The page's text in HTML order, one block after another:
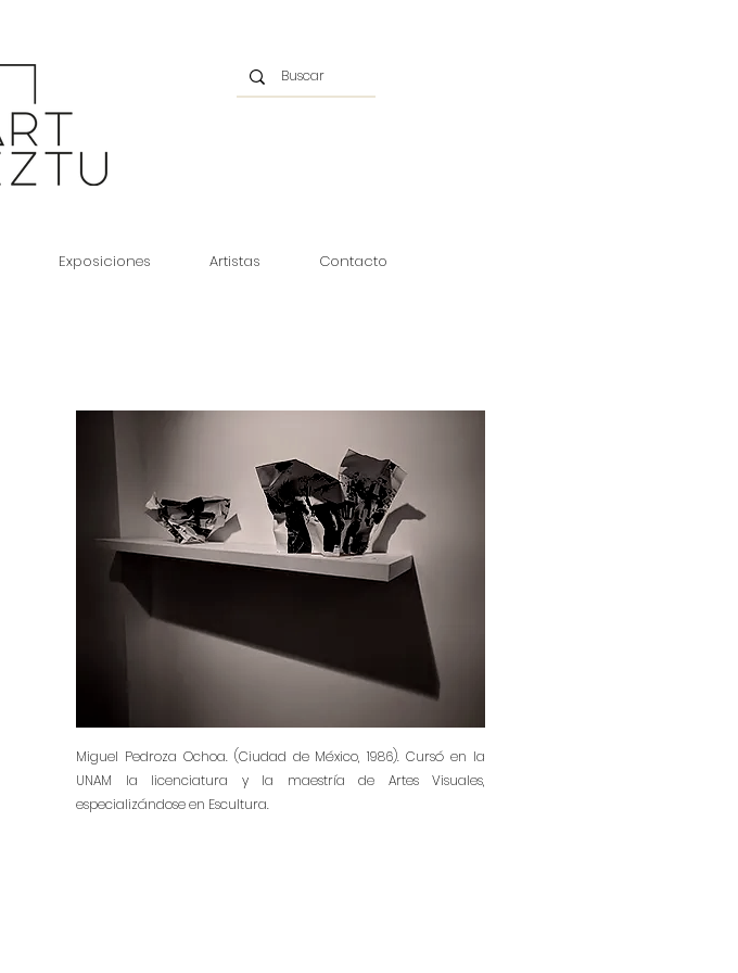
Exposiciones Artistas Contacto
Miguel Pedroza Ochoa. (Ciudad de México, 1986). Cursó en la
UNAM la licenciatura y la maestría de Artes Visuales,
especializándose en Escultura.